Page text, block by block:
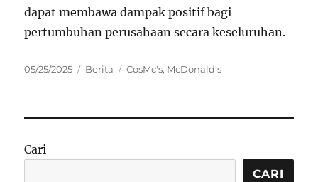
dapat membawa dampak positif bagi
pertumbuhan perusahaan secara keseluruhan.
Posted
05/25/2025 Categories
Berita Tags
CosMc's, McDonald's
Cari
CARI